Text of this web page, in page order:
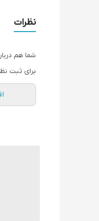
چرخ و
نظرات
شما هم
برای ثبت